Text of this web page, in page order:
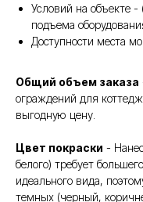
Условий на объекте -
подъема
Доступности места
Общий объем заказа
ограждений для
выгодную цену.
Цвет покраски -
белого) требует
идеального вида,
темных (черный,